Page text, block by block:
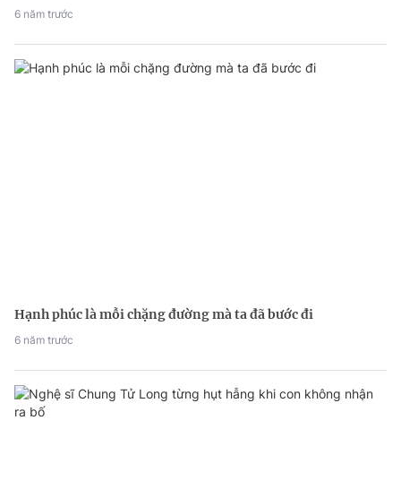
6 năm trước
Hạnh phúc là mỗi chặng đường mà ta đã bước đi
6 năm trước